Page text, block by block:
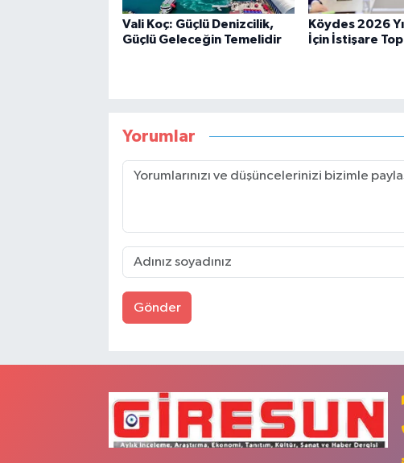
Vali Koç: Güçlü Denizcilik,
Güçlü Geleceğin Temelidir
Köydes 2026
İçin İstişare
Yorumlar
Gönder